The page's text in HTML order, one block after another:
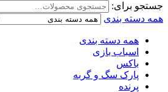
جستجو برای:
همه دسته بندی
همه دسته بندی
اسباب بازی
باکس
پارک سگ و گربه
پرنده